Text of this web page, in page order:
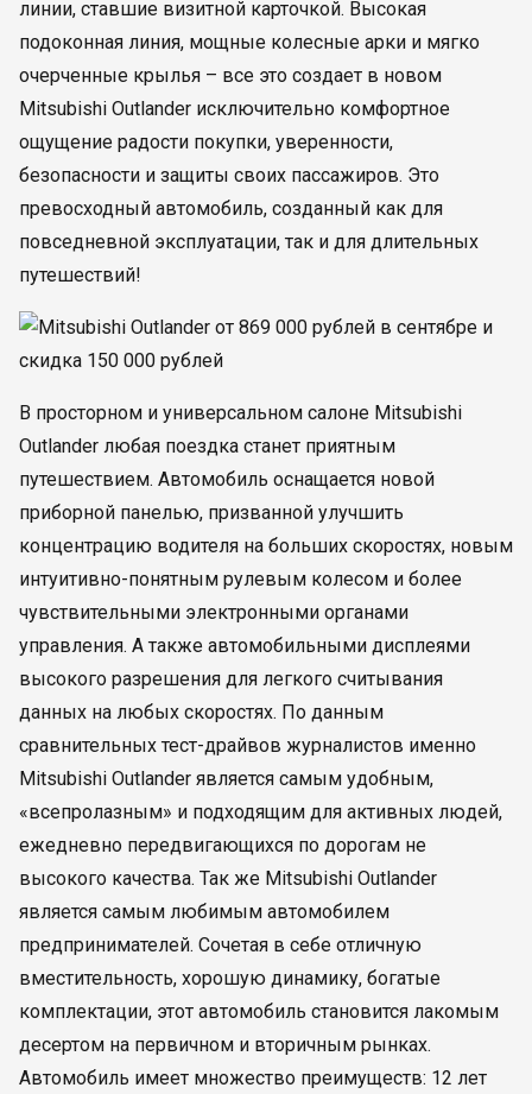
линии, ставшие визитной карточкой. Высокая
подоконная линия, мощные колесные арки и мягко
очерченные крылья – все это создает в новом
Mitsubishi Outlander исключительно комфортное
ощущение радости покупки, уверенности,
безопасности и защиты своих пассажиров. Это
превосходный автомобиль, созданный как для
повседневной эксплуатации, так и для длительных
путешествий!
В просторном и универсальном салоне Mitsubishi
Outlander любая поездка станет приятным
путешествием. Автомобиль оснащается новой
приборной панелью, призванной улучшить
концентрацию водителя на больших скоростях, новым
интуитивно-понятным рулевым колесом и более
чувствительными электронными органами
управления. А также автомобильными дисплеями
высокого разрешения для легкого считывания
данных на любых скоростях. По данным
сравнительных тест-драйвов журналистов именно
Mitsubishi Outlander является самым удобным,
«всепролазным» и подходящим для активных людей,
ежедневно передвигающихся по дорогам не
высокого качества. Так же Mitsubishi Outlander
является самым любимым автомобилем
предпринимателей. Сочетая в себе отличную
вместительность, хорошую динамику, богатые
комплектации, этот автомобиль становится лакомым
десертом на первичном и вторичным рынках.
Автомобиль имеет множество преимуществ: 12 лет